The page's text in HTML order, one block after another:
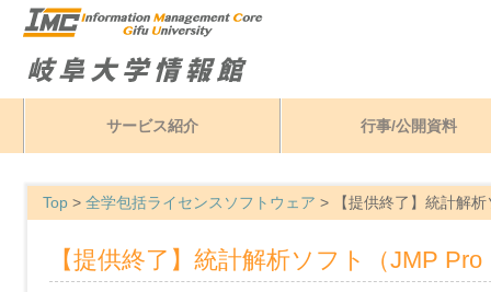
サービス紹介 行事/公開資料
Top> 全学包括ライセンスソフトウェア > 【提供終了】統計解
【提供終了】統計解析ソフト（JMP